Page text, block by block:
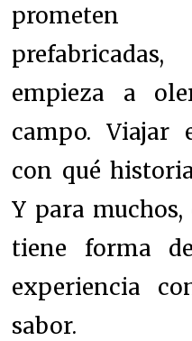
prometen
empieza a
campo. Viajar
con qué
Y para
tiene forma
experiencia
sabor.